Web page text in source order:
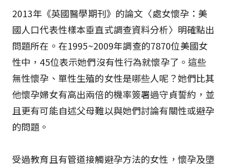
2013年《英國醫學期刊》的論文〈處女懷孕：美
國人口代表性樣本垂直式調查資料分析〉明確點出
問題所在。在1995~2009年調查的7870位美國女
性中，45位表示她們沒有性行為就懷孕了。這些
無性懷孕、單性生殖的女性是哪些人呢？她們比其
他懷孕婦女有高出兩倍的機率簽署過守貞誓約，並
且更有可能自述父母難以與她們討論有關性或避孕
的問題。
受過教育且有管道接觸避孕方法的女性，懷孕及墮